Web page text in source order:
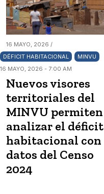
16 MAYO, 2026 /
DÉFICIT HABITACIONAL
MINVU
16 MAYO, 2026 - 7:00 AM
Nuevos visores
territoriales del
MINVU permiten
analizar el déficit
habitacional con
datos del Censo
2024